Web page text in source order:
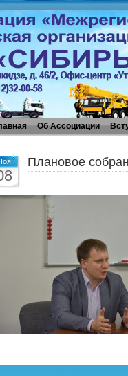
Об Ассоциации
Плановое